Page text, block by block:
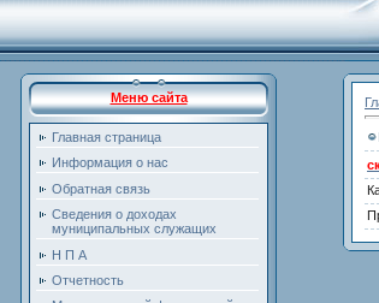
Меню сайта
Главная страница
Информация о нас
Обратная связь
Сведения о доходах
муниципальных служащих
Н П А
Отчетность